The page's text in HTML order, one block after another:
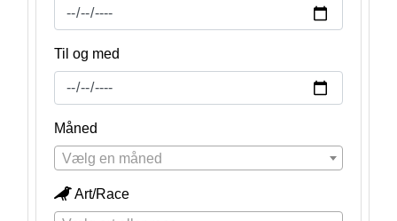
Til og med
Måned
Vælg en måned
Art/Race